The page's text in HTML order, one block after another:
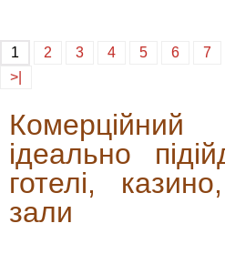
1 2 3 4 5 6 7
>|
ідеально
готелі,
зали